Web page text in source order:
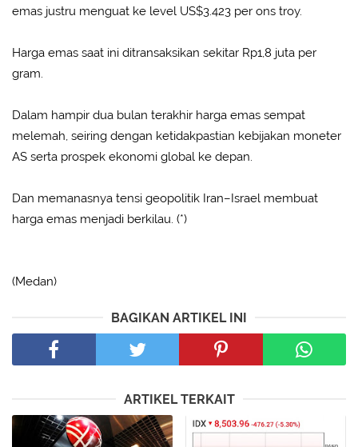
emas justru menguat ke level US$3.423 per ons troy.
Harga emas saat ini ditransaksikan sekitar Rp1,8 juta per
gram.
Dalam hampir dua bulan terakhir harga emas sempat
melemah, seiring dengan ketidakpastian kebijakan moneter
AS serta prospek ekonomi global ke depan.
Dan memanasnya tensi geopolitik Iran–Israel membuat
harga emas menjadi berkilau. (*)
(Medan)
BAGIKAN ARTIKEL INI
ARTIKEL TERKAIT